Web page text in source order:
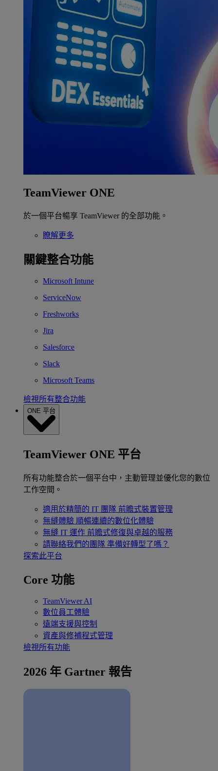
TeamViewer ONE
於一個平台暢享 TeamViewer 的全部功能。
瞭解更多
關鍵整合功能
Microsoft Intune
ServiceNow
Freshworks
Jira
Salesforce
Slack
Microsoft Teams
檢視所有整合功能
ONE 平台
TeamViewer ONE 平台
所有功能整合於一個平台中，主動管理並優化您的數位
工作空間。
適用於精簡的 IT 團隊 前瞻式裝置管理
無縫體驗 順暢連續的數位化體驗
無縫 IT 運作 前瞻式修復與卓越的服務
請聯絡我們的團隊 準備好轉型了嗎？
探索此平台
Core 功能
TeamViewer AI
數位員工體驗
遠端支援與控制
資產與修補程式管理
檢視所有功能
2026 年 Gartner 報告